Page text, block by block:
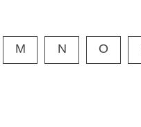
M N O